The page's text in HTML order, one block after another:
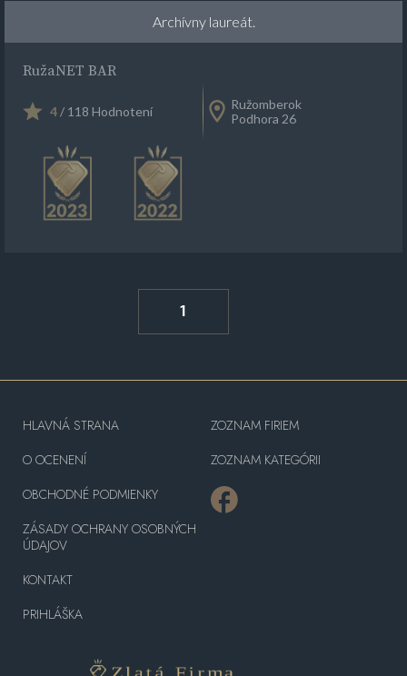
Archívny laureát.
RužaNET BAR
4/ 118 Hodnotení
Ružomberok
Podhora 26
1
HLAVNÁ STRANA
O OCENENÍ
OBCHODNÉ PODMIENKY
ZÁSADY OCHRANY OSOBNÝCH
ÚDAJOV
KONTAKT
PRIHLÁŠKA
ZOZNAM FIRIEM
ZOZNAM KATEGÓRII